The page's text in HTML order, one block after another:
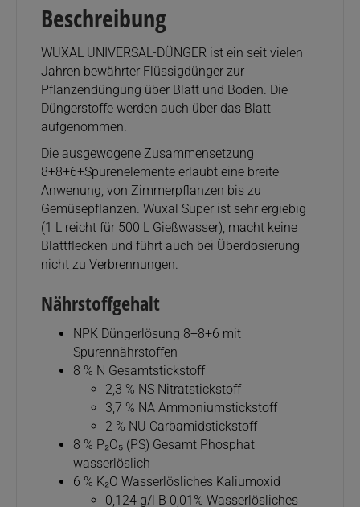
Beschreibung
WUXAL UNIVERSAL-DÜNGER ist ein seit vielen
Jahren bewährter Flüssigdünger zur
Pflanzendüngung über Blatt und Boden. Die
Düngerstoffe werden auch über das Blatt
aufgenommen.
Die ausgewogene Zusammensetzung
8+8+6+Spurenelemente erlaubt eine breite
Anwenung, von Zimmerpflanzen bis zu
Gemüsepflanzen. Wuxal Super ist sehr ergiebig
(1 L reicht für 500 L Gießwasser), macht keine
Blattflecken und führt auch bei Überdosierung
nicht zu Verbrennungen.
Nährstoffgehalt
NPK Düngerlösung 8+8+6 mit
Spurennährstoffen
8 % N Gesamtstickstoff
2,3 % NS Nitratstickstoff
3,7 % NA Ammoniumstickstoff
2 % NU Carbamidstickstoff
8 % P₂O₅ (PS) Gesamt Phosphat
wasserlöslich
6 % K₂O Wasserlösliches Kaliumoxid
0,124 g/l B 0,01% Wasserlösliches